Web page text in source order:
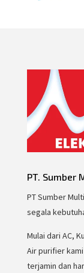
PT. Sumber
PT Sumber
segala
Mulai dari AC,
Air purifier
terjamin dan